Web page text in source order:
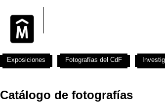
Catálogo de fotografías
Exposiciones Fotografías del CdF